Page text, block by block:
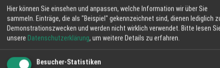
Wann findet das Wanderopening im
Achertal 2026 statt?
Das Wanderopening findet am 9. und 10. Mai
Wanderungen in Achern, Kappelrodeck,
Hier können Sie einsehen und anpassen, welche Information wir über Sie
sammeln. Einträge, die als "Beispiel" gekennzeichnet sind, dienen lediglich
Demonstrationszwecken und werden nicht wirklich verwendet. Bitte lesen
unsere Datenschutzerklärung, um weitere Details zu erfahren.
Besucher-Statistiken